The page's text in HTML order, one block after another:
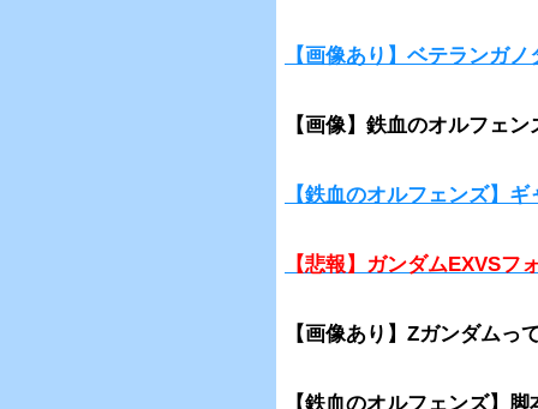
【画像あり】ベテランガ
【画像】鉄血のオルフェ
【鉄血のオルフェンズ】
【悲報】ガンダムEXVS
【画像あり】Zガンダムっ
【鉄血のオルフェンズ】